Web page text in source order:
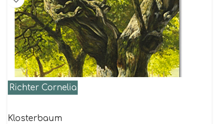
Richter Cornelia
Klosterbaum